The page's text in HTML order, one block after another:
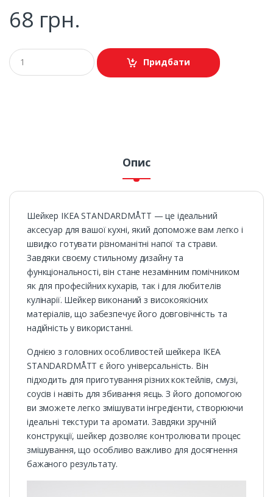
68 грн.
Придбати
Опис
Шейкер ІКЕА STANDARDMÅTT — це ідеальний
аксесуар для вашої кухні, який допоможе вам легко і
швидко готувати різноманітні напої та страви.
Завдяки своєму стильному дизайну та
функціональності, він стане незамінним помічником
як для професійних кухарів, так і для любителів
кулінарії. Шейкер виконаний з високоякісних
матеріалів, що забезпечує його довговічність та
надійність у використанні.
Однією з головних особливостей шейкера ІКЕА
STANDARDMÅTT є його універсальність. Він
підходить для приготування різних коктейлів, смузі,
соусів і навіть для збивання яєць. З його допомогою
ви зможете легко змішувати інгредієнти, створюючи
ідеальні текстури та аромати. Завдяки зручній
конструкції, шейкер дозволяє контролювати процес
змішування, що особливо важливо для досягнення
бажаного результату.